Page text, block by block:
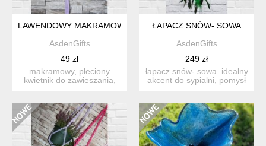
LAWENDOWY MAKRAMOWY KWIETNIK
AsdenGifts
49 zł
makramowy, pleciony
kwietnik do zawieszania,
ŁAPACZ SNÓW- SOWA
AsdenGifts
249 zł
łapacz snów- sowa. idealny
akcent do sypialni, pomysł